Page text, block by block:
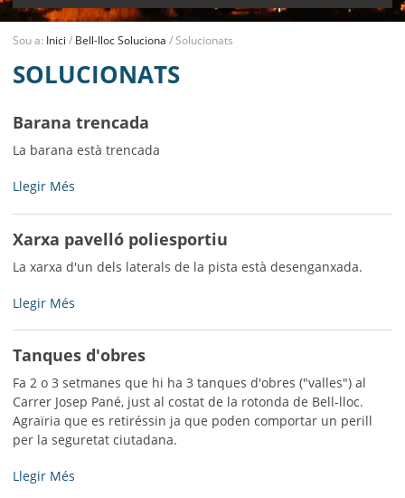
MUNICIPI
BELL-LLOC SOLUCIONA
Sou a: Inici / Bell-lloc Soluciona /Solucionats
SOLUCIONATS
Barana trencada
La barana està trencada
Barana
Llegir Més
Xarxa pavelló poliesportiu
La xarxa d'un dels laterals de la pista està desenganxada.
Xarxa
-
Llegir Més
Tanques d'obres
Fa 2 o 3 setmanes que hi ha 3 tanques d'obres ("valles") al
Carrer Josep Pané, just al costat de la rotonda de Bell-lloc.
Agraïria que es retiréssin ja que poden comportar un perill
per la seguretat ciutadana.
Tanques
Llegir Més